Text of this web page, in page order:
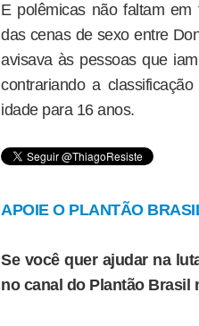
E polêmicas não faltam
das cenas de sexo entre
avisava às pessoas que
contrariando a
idade para 16 anos.
APOIE O PLANTÃO
Se você quer ajudar na
no canal do Plantão Brasil